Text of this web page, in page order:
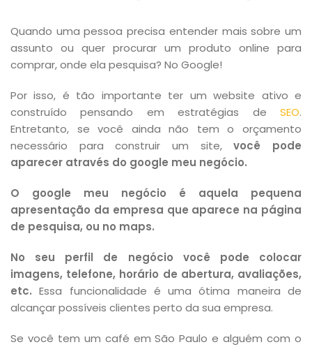
Quando uma pessoa precisa entender mais sobre um
assunto ou quer procurar um produto online para
comprar, onde ela pesquisa? No Google!
Por isso, é tão importante ter um website ativo e
construído pensando em estratégias de SEO.
Entretanto, se você ainda não tem o orçamento
necessário para construir um site,você pode
aparecer através do google meu negócio.
O google meu negócio é aquela pequena
apresentação da empresa que aparece na página
de pesquisa, ou no maps.
No seu perfil de negócio você pode colocar
imagens, telefone, horário de abertura, avaliações,
etc. Essa funcionalidade é uma ótima maneira de
alcançar possíveis clientes perto da sua empresa.
Se você tem um café em São Paulo e alguém com o